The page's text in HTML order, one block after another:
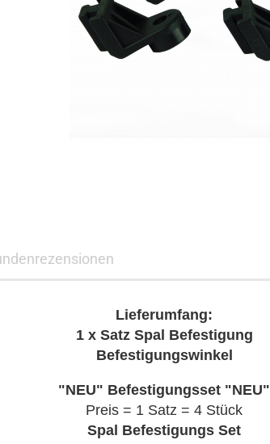
Lieferumfang:
1 x Satz Spal Befestigung
Befestigungswinkel
"NEU" Befestigungsset "NEU"
Preis = 1 Satz = 4 Stück
Spal Befestigungs Set